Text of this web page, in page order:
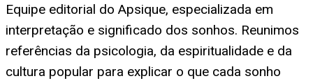
Equipe editorial do Apsique, especializada em
interpretação e significado dos sonhos. Reunimos
referências da psicologia, da espiritualidade e da
cultura popular para explicar o que cada sonho